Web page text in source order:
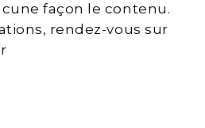
façon le contenu.
rendez-vous sur